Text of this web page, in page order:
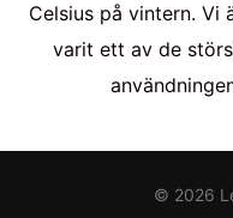
Celsius på vintern.
varit ett av de
© 2026